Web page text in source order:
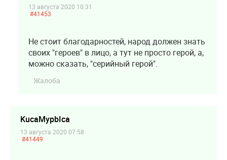
13 августа 2020 10:31
#41453
Не стоит благодарностей, народ должен знать
своих "героев" в лицо, а тут не просто герой, а,
можно сказать, "серийный герой".
Жалоба
KucaMypbIca
13 августа 2020 07:58
#41449